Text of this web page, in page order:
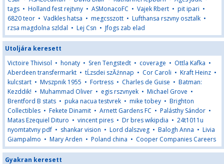
tags • Holland fest rejtvny • ASMonacoFC • Vajek Rbert • pit ipari •
6820 teor • Vadkles hatsa • megcsszott • Lufthansa rszvny osztalk •
rzsa magdolna szldal • Lej Csn • Jfogs zab elad
Utoljára keresett
Victoire Thivisol • honaty • Sren Tengstedt • coverage • Ottla Kafka •
Aberdeen transfermarkt • tĹzsdei szĂźnnap • Cor Caroli • Kraft Heinz •
kulcstart • Mvszpnik 1955 • Fortress • Charles de Guise • Batman:
Kezddik! • Muhammad Oliver • egis rszvnyek • Michael Grove •
Brentford B stats • puka nacua testvrek • mike tobey • Brighton
Collectibles • Fekete Dinamit • Arnett Gardens FC • Palásthy Sándor •
Matas Ezequiel Dituro • vincent pires • Dr bres wikipdia • 24t1011u
nyomtatvny pdf • shankar vision • Lord dalszveg • Balogh Anna • Livia
Giampalmo • Mary Arden • Poland china • Cooper Companies Careers
Gyakran keresett